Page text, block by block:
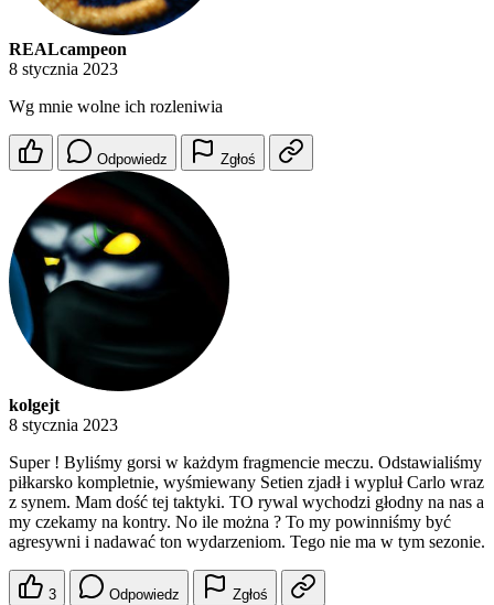
REALcampeon
8 stycznia 2023
Wg mnie wolne ich rozleniwia
Odpowiedz Zgłoś
kolgejt
8 stycznia 2023
Super ! Byliśmy gorsi w każdym fragmencie meczu. Odstawialiśmy
piłkarsko kompletnie, wyśmiewany Setien zjadł i wypluł Carlo wraz
z synem. Mam dość tej taktyki. TO rywal wychodzi głodny na nas a
my czekamy na kontry. No ile można ? To my powinniśmy być
agresywni i nadawać ton wydarzeniom. Tego nie ma w tym sezonie.
3 Odpowiedz Zgłoś